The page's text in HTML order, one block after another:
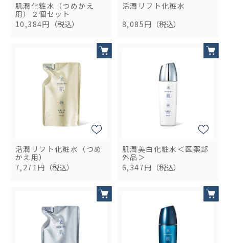
肌潤化粧水（つめかえ
用）２個セット
10,384円 （税込）
活潤リフト化粧水
8,085円 （税込）
活潤リフト化粧水（つめ
かえ用）
7,271円 （税込）
肌潤美白化粧水＜医薬部
外品＞
6,347円 （税込）